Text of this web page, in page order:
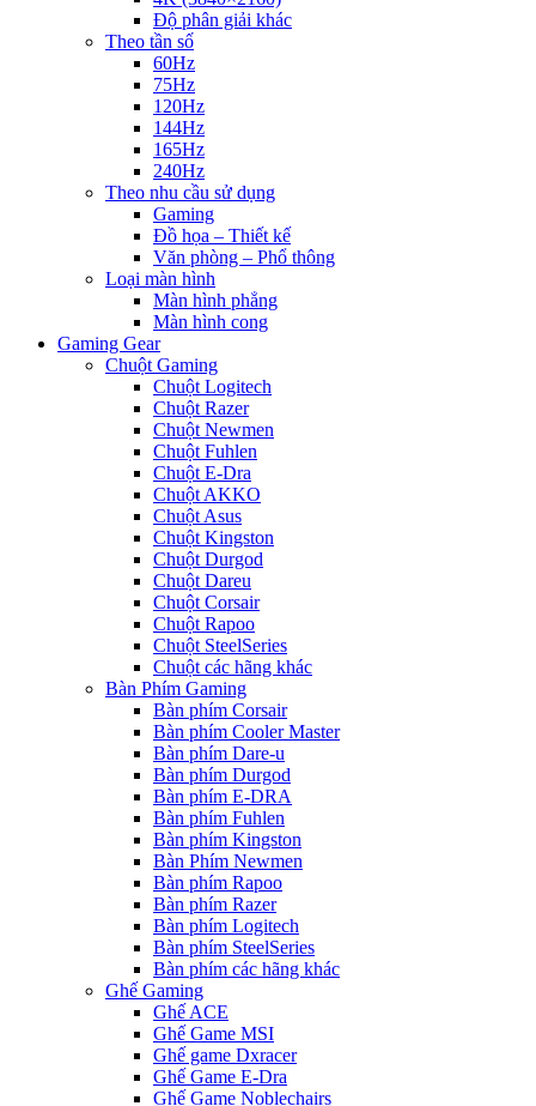
Độ phân giải khác
Theo tần số
60Hz
75Hz
120Hz
144Hz
165Hz
240Hz
Theo nhu cầu sử dụng
Gaming
Đồ họa – Thiết kế
Văn phòng – Phổ thông
Loại màn hình
Màn hình phẳng
Màn hình cong
Gaming Gear
Chuột Gaming
Chuột Logitech
Chuột Razer
Chuột Newmen
Chuột Fuhlen
Chuột E-Dra
Chuột AKKO
Chuột Asus
Chuột Kingston
Chuột Durgod
Chuột Dareu
Chuột Corsair
Chuột Rapoo
Chuột SteelSeries
Chuột các hãng khác
Bàn Phím Gaming
Bàn phím Corsair
Bàn phím Cooler Master
Bàn phím Dare-u
Bàn phím Durgod
Bàn phím E-DRA
Bàn phím Fuhlen
Bàn phím Kingston
Bàn Phím Newmen
Bàn phím Rapoo
Bàn phím Razer
Bàn phím Logitech
Bàn phím SteelSeries
Bàn phím các hãng khác
Ghế Gaming
Ghế ACE
Ghế Game MSI
Ghế game Dxracer
Ghế Game E-Dra
Ghế Game Noblechairs